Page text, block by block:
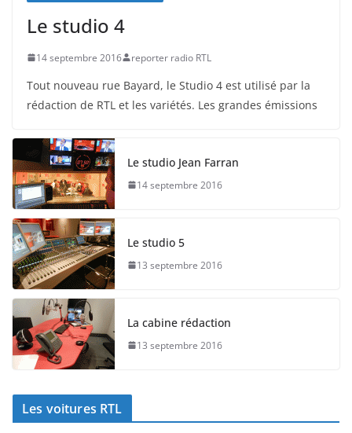
Le studio 4
14 septembre 2016 reporter radio RTL
Tout nouveau rue Bayard, le Studio 4 est utilisé par la
rédaction de RTL et les variétés. Les grandes émissions
Le studio Jean Farran
14 septembre 2016
Le studio 5
13 septembre 2016
La cabine rédaction
13 septembre 2016
Les voitures RTL